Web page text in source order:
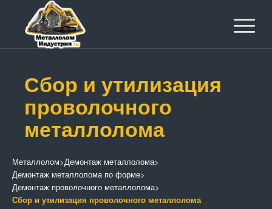
Сбор и утилизация
проволочного
металлолома
Металлолом>Демонтаж металлолома>
Демонтаж металлолома по форме>
Демонтаж проволочного металлолома>
Сбор и утилизация проволочного металлолома